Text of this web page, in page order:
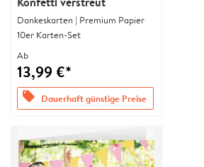
Dankeskarten | Premium Papier
10er Karten-Set
Ab
13,99 €*
offers Dauerhaft günstige Preise